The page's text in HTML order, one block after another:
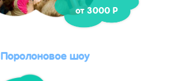
от 3000 Р
Поролоновое шоу